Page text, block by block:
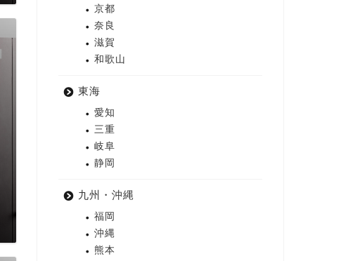
京都
奈良
滋賀
和歌山
東海
愛知
三重
岐阜
静岡
九州・沖縄
福岡
沖縄
熊本